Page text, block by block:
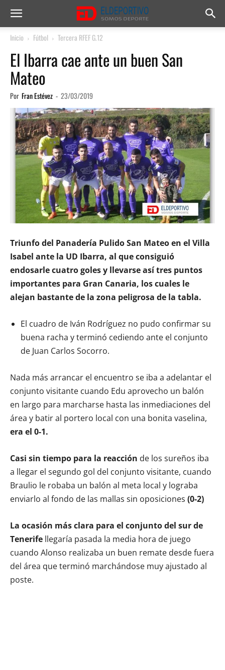
Inicio Fútbol Tercera RFEF G.12
El Ibarra cae ante un buen San
Mateo
Por Fran Estévez - 23/03/2019
Triunfo del Panadería Pulido San Mateo en el Villa
Isabel ante la UD Ibarra, al que consiguió
endosarle cuatro goles y llevarse así tres puntos
importantes para Gran Canaria, los cuales le
alejan bastante de la zona peligrosa de la tabla.
El cuadro de Iván Rodríguez no pudo confirmar su
buena racha y terminó cediendo ante el conjunto
de Juan Carlos Socorro.
Nada más arrancar el encuentro se iba a adelantar el
conjunto visitante cuando Edu aprovecho un balón
en largo para marcharse hasta las inmediaciones del
área y batir al portero local con una bonita vaselina,
era el 0-1.
Casi sin tiempo para la reacción de los sureños iba
a llegar el segundo gol del conjunto visitante, cuando
Braulio le robaba un balón al meta local y lograba
enviarlo al fondo de las mallas sin oposiciones (0-2)
La ocasión más clara para el conjunto del sur de
Tenerife llegaría pasada la media hora de juego
cuando Alonso realizaba un buen remate desde fuera
del área que terminó marchándose muy ajustado al
poste.